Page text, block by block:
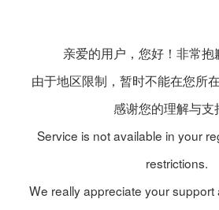
亲爱的用户，您好！非常抱
由于地区限制，暂时不能在您所
感谢您的理解与支
Service is not available in your
restrictions.
We really appreciate your